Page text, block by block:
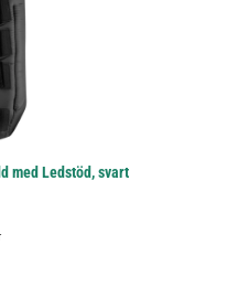
med Ledstöd, svart